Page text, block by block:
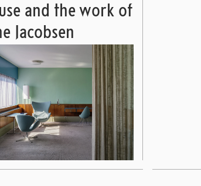
and the work of
Jacobsen